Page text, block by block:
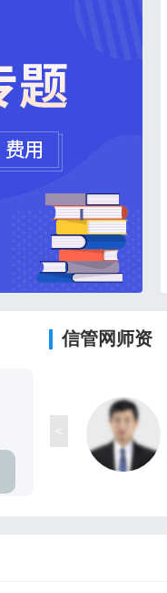
信管网师资
<